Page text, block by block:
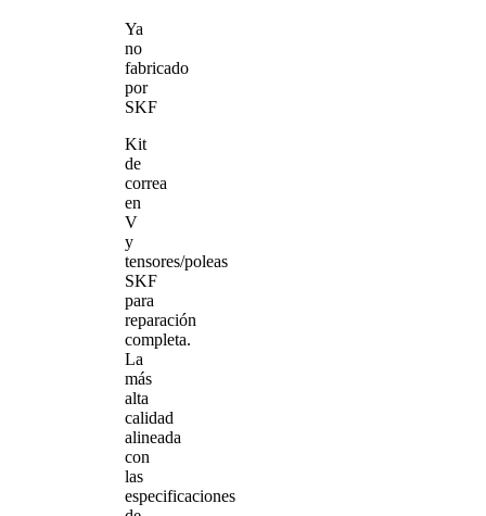
Ya
no
fabricado
por
SKF
Kit
de
correa
en
V
y
tensores/poleas
SKF
para
reparación
completa.
La
más
alta
calidad
alineada
con
las
especificaciones